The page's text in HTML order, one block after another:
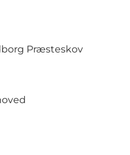
Præsteskov